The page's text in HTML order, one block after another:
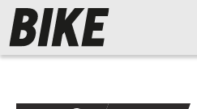
Salta al contenuto principale
Navigazione principale